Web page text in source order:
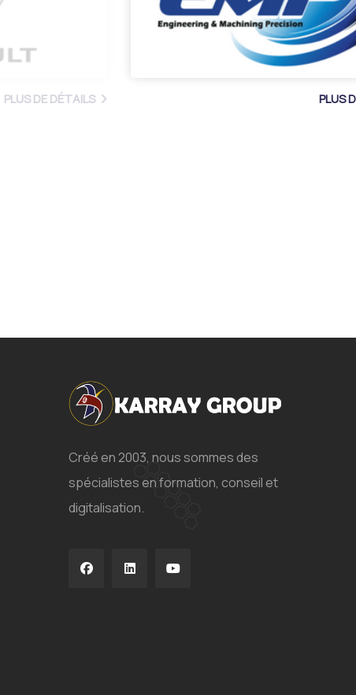
PLUS DE DÉTAILS
Créé en 2003, nous sommes des
spécialistes en formation, conseil et
digitalisation.